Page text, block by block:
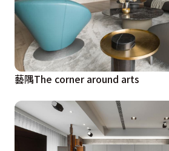
藝隅The corner around arts